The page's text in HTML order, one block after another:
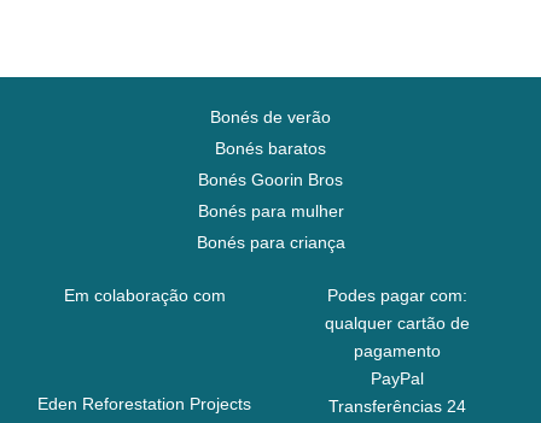
Bonés de verão
Bonés baratos
Bonés Goorin Bros
Bonés para mulher
Bonés para criança
Em colaboração com
Eden Reforestation Projects
Podes pagar com:
qualquer cartão de
pagamento
PayPal
Transferências 24